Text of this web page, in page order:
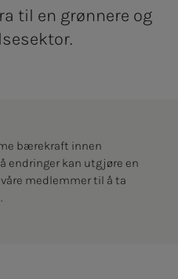
til en grønnere og
bærekraft innen
endringer kan utgjøre en
medlemmer til å ta